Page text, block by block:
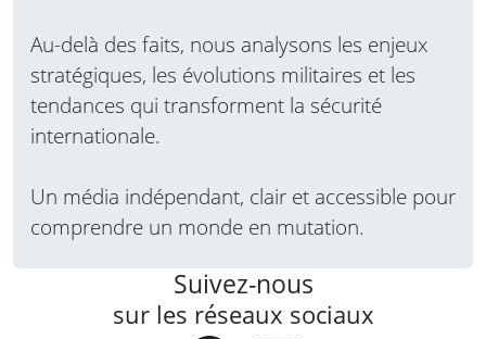
Au-delà des faits, nous analysons les enjeux
stratégiques, les évolutions militaires et les
tendances qui transforment la sécurité
internationale.
Un média indépendant, clair et accessible pour
comprendre un monde en mutation.
Suivez-nous
sur les réseaux sociaux